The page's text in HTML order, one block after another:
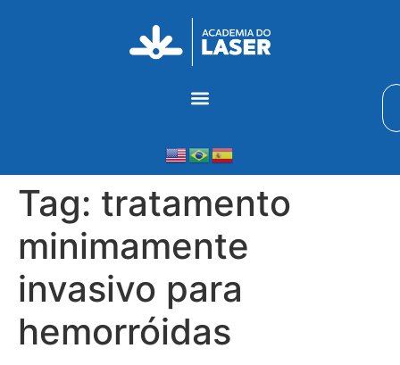
Tag: tratamento
minimamente
invasivo para
hemorróidas